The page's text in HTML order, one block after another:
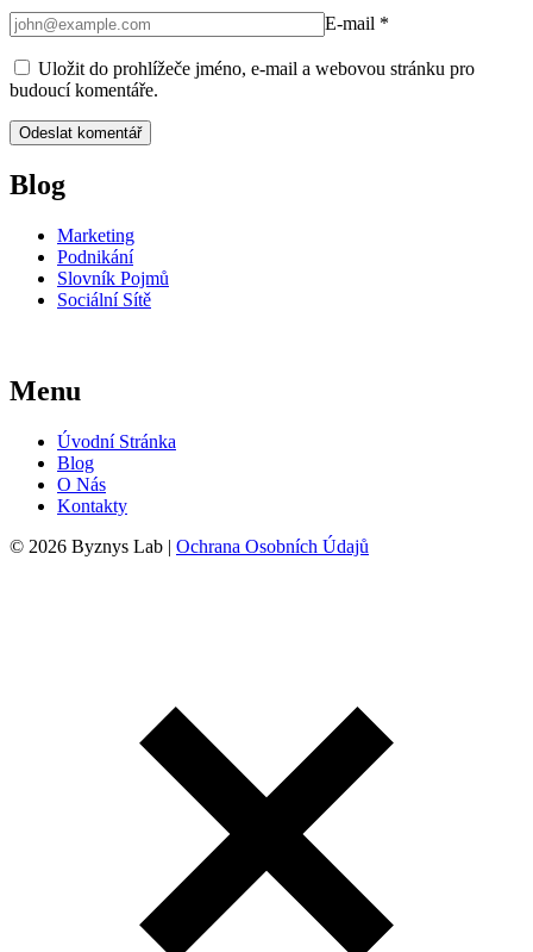
E-mail *
Uložit do prohlížeče jméno, e-mail a webovou stránku pro
budoucí komentáře.
Blog
Marketing
Podnikání
Slovník Pojmů
Sociální Sítě
Menu
Úvodní Stránka
Blog
O Nás
Kontakty
© 2026 Byznys Lab | Ochrana Osobních Údajů